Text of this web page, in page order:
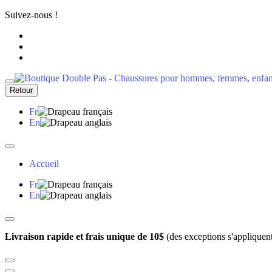
Suivez-nous !
Retour
Fr
En
Accueil
Fr
En
Livraison rapide et frais unique de 10$ (des exceptions